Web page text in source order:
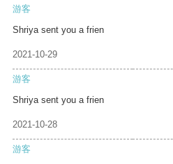
游客
Shriya sent you a frien
2021-10-29
游客
Shriya sent you a frien
2021-10-28
游客